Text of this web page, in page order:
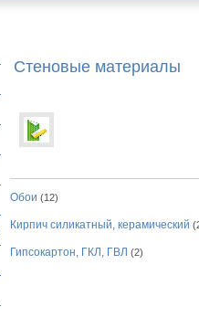
Стеновые материалы
Обои (12)
Кирпич силикатный, керамический
Гипсокартон, ГКЛ, ГВЛ (2)